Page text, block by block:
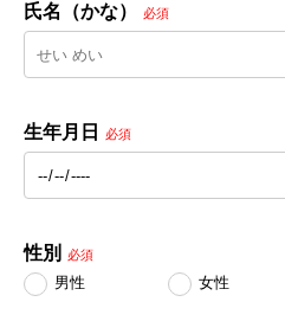
氏名（かな） 必須
生年月日 必須
性別 必須
男性 女性